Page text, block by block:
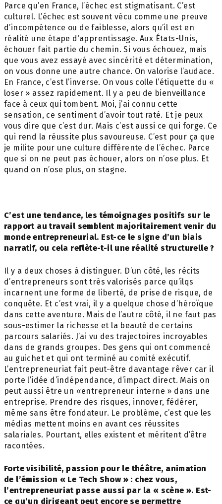
Parce qu’en France, l’échec est stigmatisant. C’est
culturel. L’échec est souvent vécu comme une preuve
d’incompétence ou de faiblesse, alors qu’il est en
réalité une étape d’apprentissage. Aux États-Unis,
échouer fait partie du chemin. Si vous échouez, mais
que vous avez essayé avec sincérité et détermination,
on vous donne une autre chance. On valorise l’audace.
En France, c’est l’inverse. On vous colle l’étiquette du «
loser » assez rapidement. Il y a peu de bienveillance
face à ceux qui tombent. Moi, j’ai connu cette
sensation, ce sentiment d’avoir tout raté. Et je peux
vous dire que c’est dur. Mais c’est aussi ce qui forge. Ce
qui rend la réussite plus savoureuse. C’est pour ça que
je milite pour une culture différente de l’échec. Parce
que si on ne peut pas échouer, alors on n’ose plus. Et
quand on n’ose plus, on stagne.
C’est une tendance, les témoignages positifs sur le
rapport au travail semblent majoritairement venir du
mondeentrepreneurial. Est-ce le signe d’un biais
narratif, ou cela reflète-t-il une réalitéstructurelle ?
Il y a deux choses à distinguer. D’un côté, les récits
d’entrepreneurs sont très valorisés parce qu’ilqs
incarnent une forme de liberté, de prise de risque, de
conquête. Et c’est vrai, il y a quelque chose d’héroïque
dans cette aventure. Mais de l’autre côté, il ne faut pas
sous-estimer la richesse et la beauté de certains
parcours salariés. J’ai vu des trajectoires incroyables
dans de grands groupes. Des gens qui ont commencé
au guichet et qui ont terminé au comité exécutif.
L’entrepreneuriat fait peut-être davantage rêver car il
porte l’idée d’indépendance, d’impact direct. Mais on
peut aussi être un «entrepreneur interne » dans une
entreprise. Prendre des risques, innover, fédérer,
même sans être fondateur. Le problème, c’est que les
médias mettent moins en avant ces réussites
salariales. Pourtant, elles existent et méritent d’être
racontées.
Forte visibilité, passion pour le théâtre, animation
de l’émission « Le Tech Show » : chez vous,
l’entrepreneuriat passe aussi par la « scène ». Est-
ce qu’un dirigeant peut encore se permettre